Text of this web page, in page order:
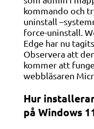
kommando och
uninstall
force-uninstall.
Edge har nu
Observera att
kommer att
webbläsaren
Hur
på Windows